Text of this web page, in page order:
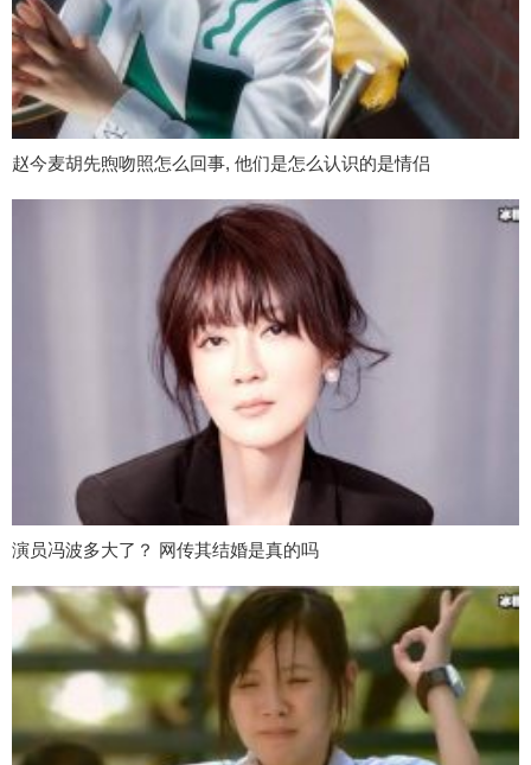
赵今麦胡先煦吻照怎么回事, 他们是怎么认识的是情侣
演员冯波多大了？ 网传其结婚是真的吗